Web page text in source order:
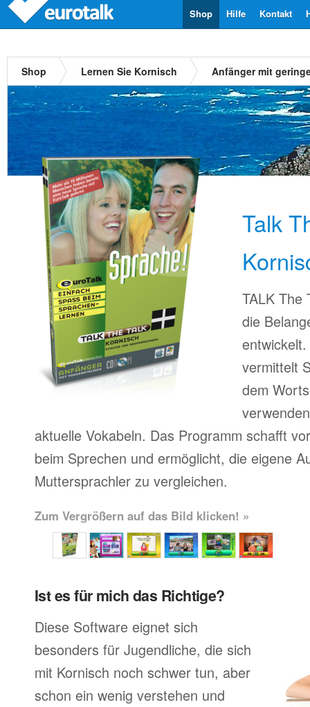
Kontakt
Hilfe
Shop
Shop Lernen Sie Kornisch Anfänger mit
Talk
TALK The
die
vermittelt
dem
aktuelle Vokabeln. Das Programm schafft
beim Sprechen und ermöglicht, die eigene
Muttersprachler zu vergleichen.
Zum Vergrößern auf das Bild klicken! »
Ist es für mich das Richtige?
Diese Software eignet sich
besonders für Jugendliche, die sich
mit Kornisch noch schwer tun, aber
schon ein wenig verstehen und